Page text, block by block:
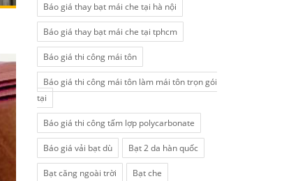
Báo giá thay bạt mái che tại hà nội
Báo giá thay bạt mái che tại tphcm
Báo giá thi công mái tôn
Báo giá thi công mái tôn làm mái tôn trọn gói
tại
Báo giá thi công tấm lợp polycarbonate
Báo giá vải bạt dù Bạt 2 da hàn quốc
Bạt căng ngoài trời Bạt che